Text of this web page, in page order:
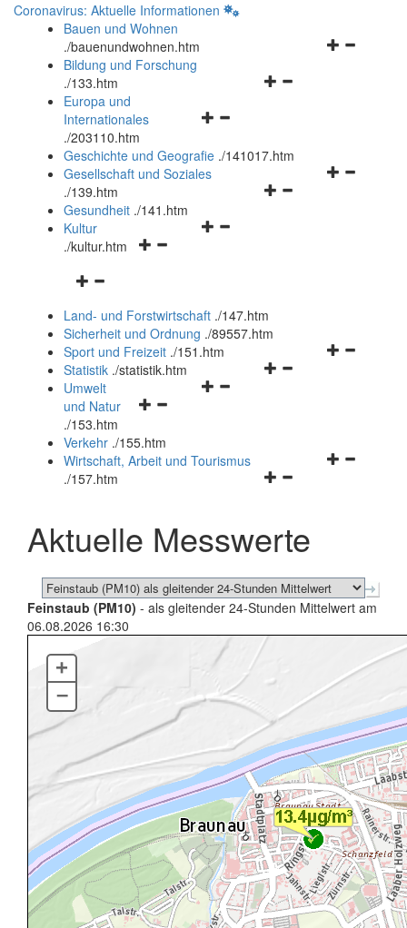
Coronavirus: Aktuelle Informationen
Bauen und Wohnen
./bauenundwohnen.htm
Navigationsmenü
Bildung und Forschung
./133.htm
Navigationsmenü
und
schließen
Europa und
Internationales
./203110.htm
Geschichte und Geografie ./141017.htm
Navigationsmenü
Gesellschaft und Soziales
./139.htm
Navigationsmenü
Gesundheit ./141.htm
Navigationsmenü
Kultur
./kultur.htm
Navigationsmenü
und
schließen
Land- und Forstwirtschaft ./147.htm
Sicherheit und Ordnung ./89557.htm
Navigationsmenü
Sport und Freizeit ./151.htm
Navigationsmenü
Statistik ./statistik.htm
Navigationsmenü
und
schließen
Umwelt
und Natur
./153.htm
Verkehr ./155.htm
Navigationsmenü
schließen
Wirtschaft, Arbeit und Tourismus
./157.htm
Aktuelle Messwerte
Feinstaub (PM10) - als gleitender 24-Stunden Mittelwert am
06.08.2026 16:30
+
–